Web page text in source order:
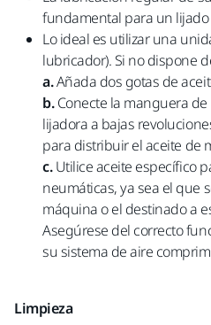
fundamental para un
Lo ideal es utilizar una
lubricador). Si no dispone
a.Añada dos gotas de
b.Conecte la manguera
lijadora a bajas
para distribuir el aceite de
c.Utilice aceite específico
neumáticas, ya sea el que
máquina o el destinado a
Asegúrese del correcto
su sistema de aire
Limpieza